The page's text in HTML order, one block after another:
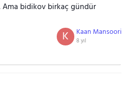
Ama bidikov birkaç gündür
Kaan Mansoori
8 yıl
K